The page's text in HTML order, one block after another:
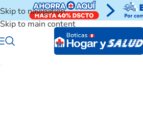
Skip to navigation
Skip to main content